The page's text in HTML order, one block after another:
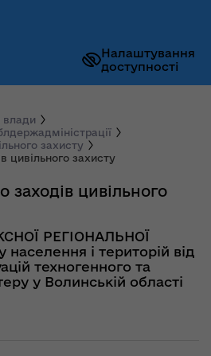
Налаштування
доступності
влади
захисту
цивільного захисту
цивільного
РЕГІОНАЛЬНОЇ
і територій від
техногенного та
у Волинській області